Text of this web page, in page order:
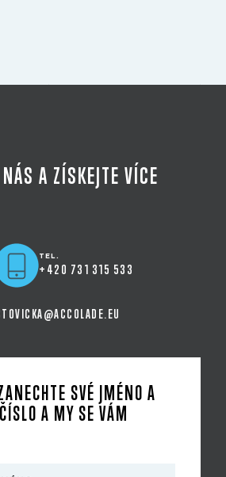
A ZÍSKEJTE VÍCE
TEL.
+420 731 315 533
SVÉ JMÉNO A
A MY SE VÁM